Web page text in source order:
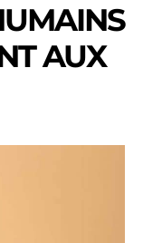
AUX